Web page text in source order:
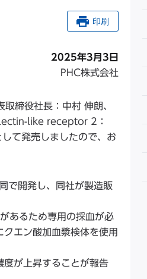
印刷
2025年3月3日
PHC株式会社
締役社長：中村 伸朗、
lectin-like receptor 2：
して発売しましたので、お
で開発し、同社が製造販
あるため専用の採血が必
エン酸加血漿検体を使用
度が上昇することが報告